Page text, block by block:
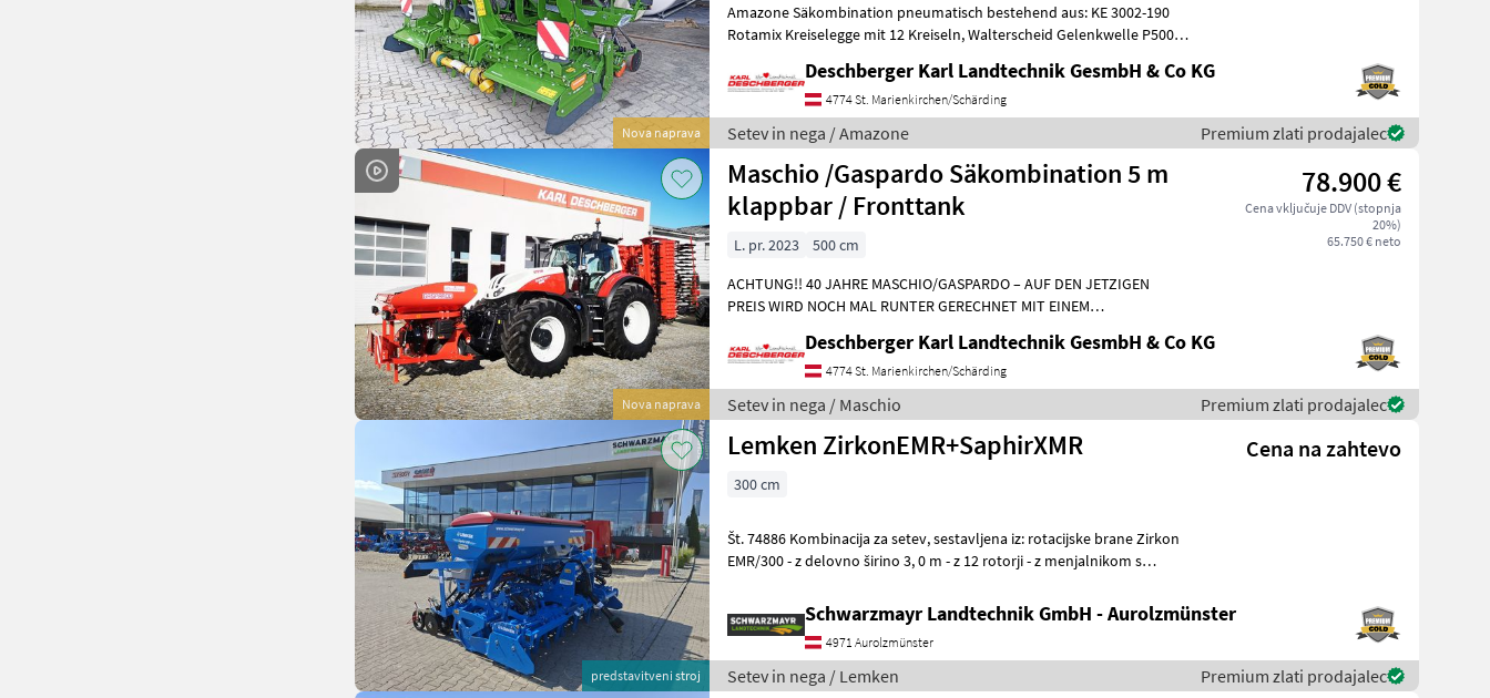
Nova naprava
Amazone Säkombination pneumatisch bestehend aus: KE 3002-190
Rotamix Kreiselegge mit 12 Kreiseln, Walterscheid Gelenkwelle P500
Deschberger Karl Landtechnik GesmbH & Co KG
4774 St. Marienkirchen/Schärding
Setev in nega / Amazone Premium zlati prodajalec
Nova naprava
Maschio /Gaspardo Säkombination 5 m
klappbar / Fronttank
78.900 €
Cena vključuje DDV (stopnja
20%)
65.750 € neto
L. pr. 2023
500 cm
ACHTUNG!! 40 JAHRE MASCHIO/GASPARDO – AUF DEN JETZIGEN
PREIS WIRD NOCH MAL RUNTER GERECHNET MIT EINEM
klapp
Deschberger Karl Landtechnik GesmbH & Co KG
4774 St. Marienkirchen/Schärding
Setev in nega / Maschio Premium zlati prodajalec
predstavitveni stroj
Lemken ZirkonEMR+SaphirXMR Cena na zahtevo
300 cm
Št. 74886 Kombinacija za setev, sestavljena iz: rotacijske brane Zirkon
EMR/300 - z delovno širino 3, 0 m - z 12 rotorji - z menjalnikom s
Schwarzmayr Landtechnik GmbH - Aurolzmünster
4971 Aurolzmünster
Setev in nega / Lemken Premium zlati prodajalec